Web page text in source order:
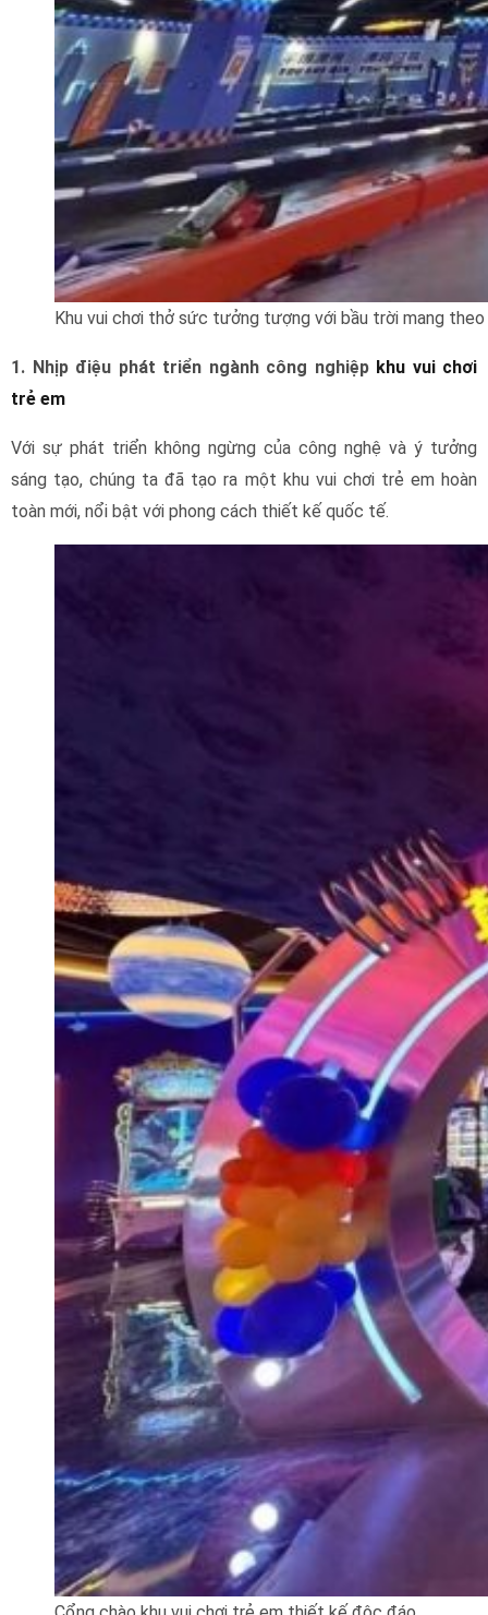
Khu vui chơi thở sức tưởng tượng với bầu trời mang
1. Nhịp điệu phát triển ngành công nghiệp khu vui chơi
trẻ em
Với sự phát triển không ngừng của công nghệ và ý tưởng
sáng tạo, chúng ta đã tạo ra một khu vui chơi trẻ em hoàn
toàn mới, nổi bật với phong cách thiết kế quốc tế.